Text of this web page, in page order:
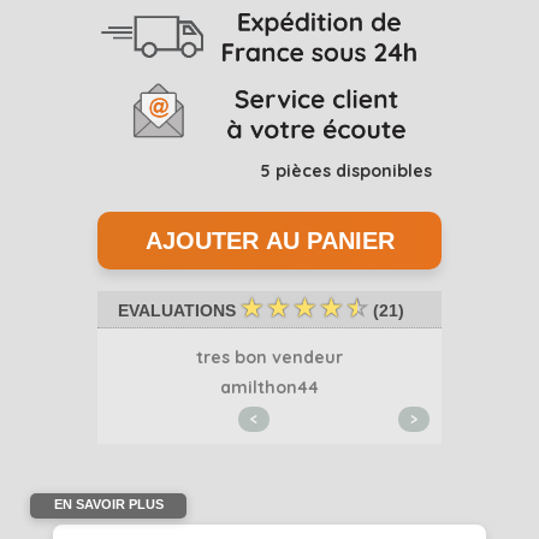
5 pièces disponibles
EVALUATIONS ☆☆☆☆☆ (21)
tres bon vendeur
amilthon44
< >
EN SAVOIR PLUS